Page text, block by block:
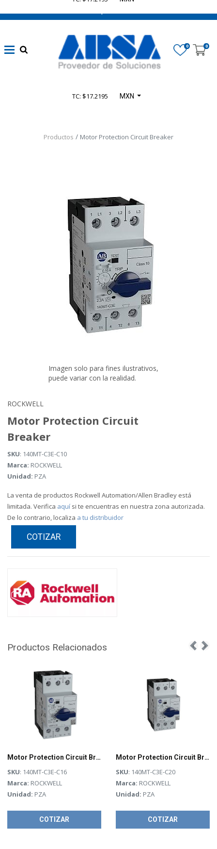
0 0
TC: $17.2195 MXN
Productos Motor Protection Circuit Breaker
Imagen solo para fines ilustrativos,
puede variar con la realidad.
ROCKWELL
Motor Protection Circuit
Breaker
SKU: 140MT-C3E-C10
Marca: ROCKWELL
Unidad: PZA
La venta de productos Rockwell Automation/Allen Bradley está
limitada. Verifica aquí si te encuentras en nuestra zona autorizada.
De lo contrario, localiza a tu distribuidor
COTIZAR
Productos Relacionados ‹ ›
Motor Protection Circuit Breaker - 140MT-C3E-C16
SKU: 140MT-C3E-C16
Marca: ROCKWELL
Unidad: PZA
COTIZAR
Motor Protection Circuit Breaker
SKU: 140MT-C3E-C20
Marca: ROCKWELL
Unidad: PZA
COTIZAR